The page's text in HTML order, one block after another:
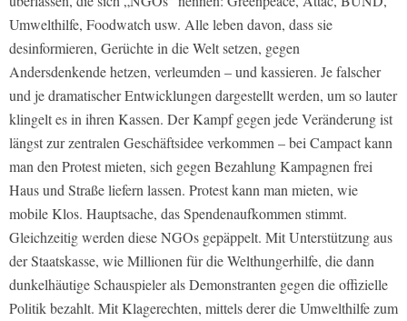
Umwelthilfe, Foodwatch usw. Alle leben davon, dass sie
desinformieren, Gerüchte in die Welt setzen, gegen
Andersdenkende hetzen, verleumden – und kassieren. Je falscher
und je dramatischer Entwicklungen dargestellt werden, um so lauter
klingelt es in ihren Kassen. Der Kampf gegen jede Veränderung ist
längst zur zentralen Geschäftsidee verkommen – bei Campact kann
man den Protest mieten, sich gegen Bezahlung Kampagnen frei
Haus und Straße liefern lassen. Protest kann man mieten, wie
mobile Klos. Hauptsache, das Spendenaufkommen stimmt.
Gleichzeitig werden diese NGOs gepäppelt. Mit Unterstützung aus
der Staatskasse, wie Millionen für die Welthungerhilfe, die dann
dunkelhäutige Schauspieler als Demonstranten gegen die offizielle
Politik bezahlt. Mit Klagerechten, mittels derer die Umwelthilfe zum